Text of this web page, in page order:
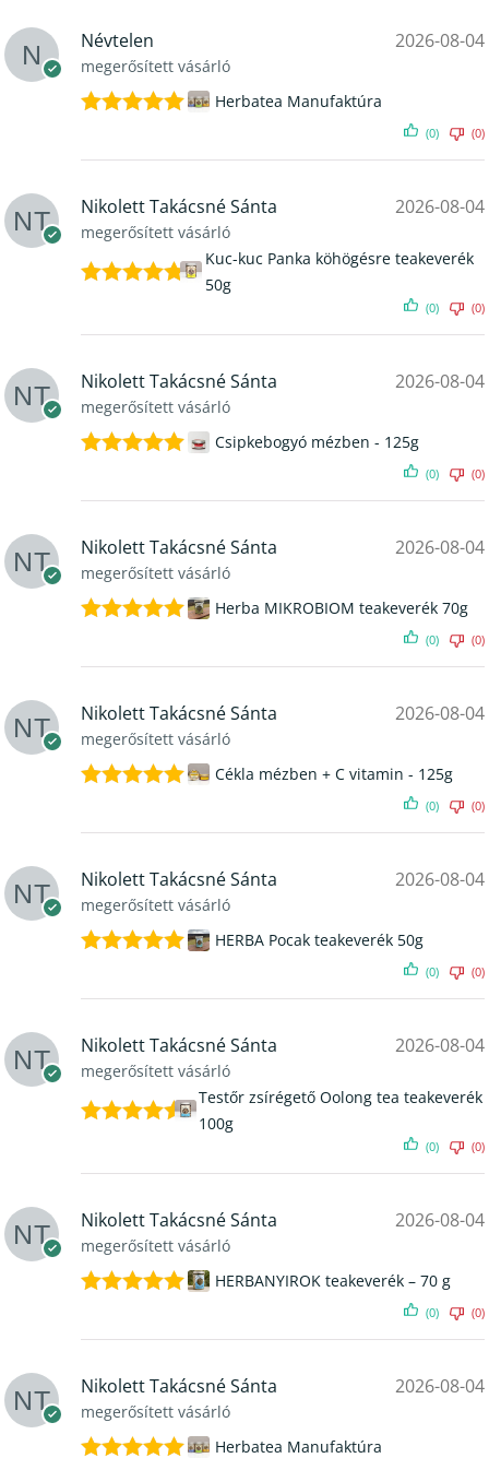
Névtelen
megerősített vásárló
2026-08-04
Herbatea Manufaktúra
(0) (0)
Nikolett Takácsné Sánta
megerősített vásárló
2026-08-04
Kuc-kuc Panka köhögésre teakeverék
50g
(0) (0)
Nikolett Takácsné Sánta
megerősített vásárló
2026-08-04
Csipkebogyó mézben - 125g
(0) (0)
Nikolett Takácsné Sánta
megerősített vásárló
2026-08-04
Herba MIKROBIOM teakeverék 70g
(0) (0)
Nikolett Takácsné Sánta
megerősített vásárló
2026-08-04
Cékla mézben + C vitamin - 125g
(0) (0)
Nikolett Takácsné Sánta
megerősített vásárló
2026-08-04
HERBA Pocak teakeverék 50g
(0) (0)
Nikolett Takácsné Sánta
megerősített vásárló
2026-08-04
Testőr zsírégető Oolong tea teakeverék
100g
(0) (0)
Nikolett Takácsné Sánta
megerősített vásárló
2026-08-04
HERBANYIROK teakeverék – 70 g
(0) (0)
Nikolett Takácsné Sánta
megerősített vásárló
2026-08-04
Herbatea Manufaktúra